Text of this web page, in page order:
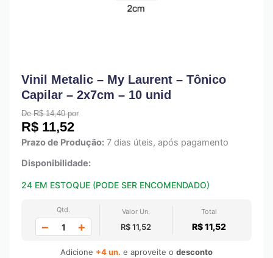
Vinil Metalic – My Laurent – Tônico
Capilar – 2x7cm – 10 unid
De R$ 14,40 por
R$ 11,52
Prazo de Produção: 7 dias úteis, após pagamento
Disponibilidade:
24 EM ESTOQUE (PODE SER ENCOMENDADO)
Qtd.
− +
Valor Un.
R$ 11,52
Total
R$ 11,52
Adicione +4 un. e aproveite o desconto